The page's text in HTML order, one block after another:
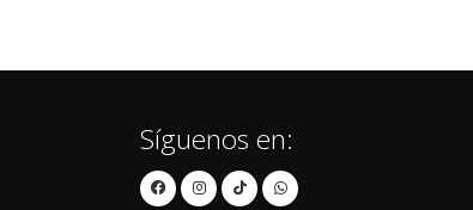
Síguenos en: